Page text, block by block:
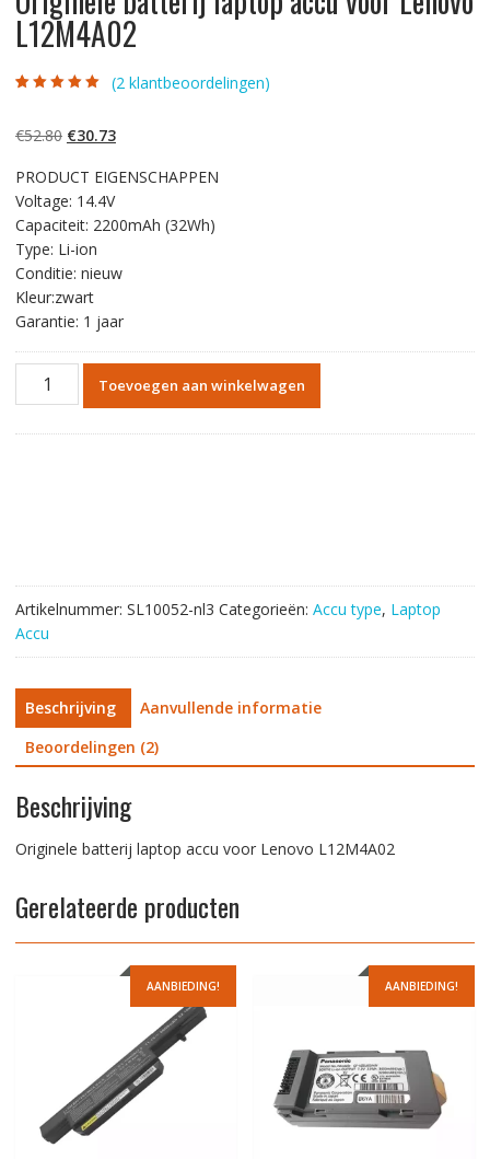
L12M4A02
klantbeoordelinge
(2klantbeoordelingen)
€52.80 Oorspronkelijke
was:
€52.80.
€30.73Huidige
is:
€30.73.
PRODUCT EIGENSCHAPPEN
Voltage: 14.4V
Capaciteit: 2200mAh (32Wh)
Type: Li-ion
Conditie: nieuw
Kleur:zwart
Garantie: 1 jaar
Originele
batterij
Toevoegen aan winkelwagen
Artikelnummer: SL10052-nl3 Categorieën: Accu type, Laptop
Accu
Beschrijving
Aanvullende informatie
Beoordelingen (2)
Beschrijving
Originele batterij laptop accu voor Lenovo L12M4A02
Gerelateerde producten
AANBIEDING! AANBIEDING!